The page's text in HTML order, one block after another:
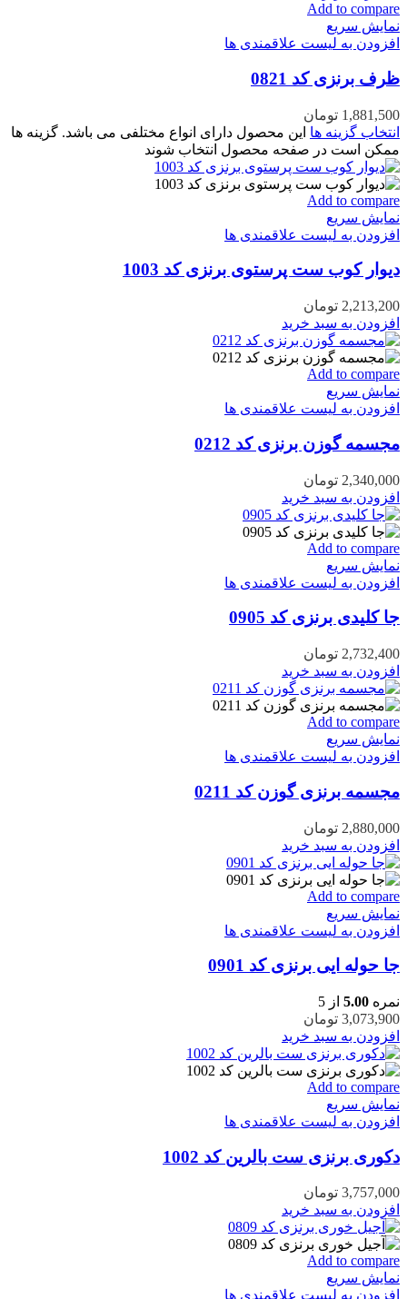
Add to compare
نمایش سریع
افزودن به لیست علاقمندی ها
ظرف برنزی کد 0821
1,881,500 تومان
انتخاب گزینه ها این محصول دارای انواع مختلفی می باشد. گزینه ها
ممکن است در صفحه محصول انتخاب شوند
Add to compare
نمایش سریع
افزودن به لیست علاقمندی ها
دیوار کوب ست پرستوی برنزی کد 1003
2,213,200 تومان
افزودن به سبد خرید
Add to compare
نمایش سریع
افزودن به لیست علاقمندی ها
مجسمه گوزن برنزی کد 0212
2,340,000 تومان
افزودن به سبد خرید
Add to compare
نمایش سریع
افزودن به لیست علاقمندی ها
جا کلیدی برنزی کد 0905
2,732,400 تومان
افزودن به سبد خرید
Add to compare
نمایش سریع
افزودن به لیست علاقمندی ها
مجسمه برنزی گوزن کد 0211
2,880,000 تومان
افزودن به سبد خرید
Add to compare
نمایش سریع
افزودن به لیست علاقمندی ها
جا حوله ایی برنزی کد 0901
نمره 5.00 از 5
3,073,900 تومان
افزودن به سبد خرید
Add to compare
نمایش سریع
افزودن به لیست علاقمندی ها
دکوری برنزی ست بالرین کد 1002
3,757,000 تومان
افزودن به سبد خرید
Add to compare
نمایش سریع
افزودن به لیست علاقمندی ها